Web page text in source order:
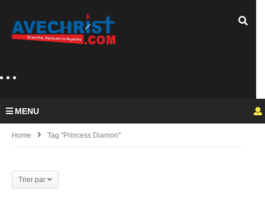
MENU
Home Tag "princess Diamon"
Trier par